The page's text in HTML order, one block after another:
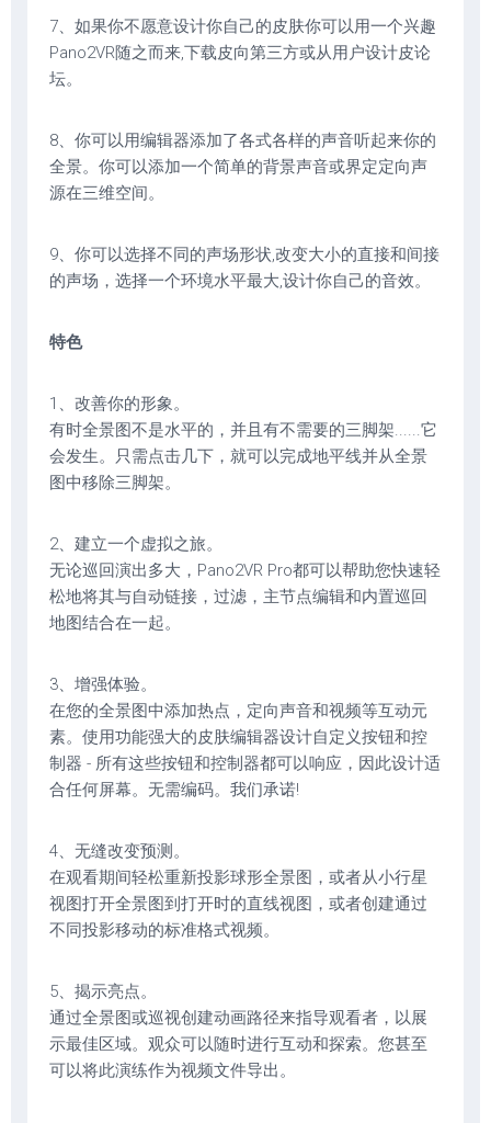
7、如果你不愿意设计你自己的皮肤你可以用一个兴趣
Pano2VR随之而来,下载皮向第三方或从用户设计皮论
坛。
8、你可以用编辑器添加了各式各样的声音听起来你的
全景。你可以添加一个简单的背景声音或界定定向声
源在三维空间。
9、你可以选择不同的声场形状,改变大小的直接和间接
的声场，选择一个环境水平最大,设计你自己的音效。
特色
1、改善你的形象。
有时全景图不是水平的，并且有不需要的三脚架......它
会发生。只需点击几下，就可以完成地平线并从全景
图中移除三脚架。
2、建立一个虚拟之旅。
无论巡回演出多大，Pano2VR Pro都可以帮助您快速轻
松地将其与自动链接，过滤，主节点编辑和内置巡回
地图结合在一起。
3、增强体验。
在您的全景图中添加热点，定向声音和视频等互动元
素。使用功能强大的皮肤编辑器设计自定义按钮和控
制器 - 所有这些按钮和控制器都可以响应，因此设计适
合任何屏幕。无需编码。我们承诺!
4、无缝改变预测。
在观看期间轻松重新投影球形全景图，或者从小行星
视图打开全景图到打开时的直线视图，或者创建通过
不同投影移动的标准格式视频。
5、揭示亮点。
通过全景图或巡视创建动画路径来指导观看者，以展
示最佳区域。观众可以随时进行互动和探索。您甚至
可以将此演练作为视频文件导出。